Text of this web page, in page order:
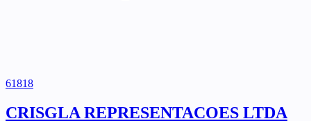
61818
CRISGLA REPRESENTACOES LTDA